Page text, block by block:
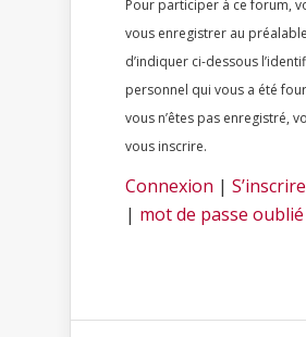
Pour participer à ce forum, vous devez
vous enregistrer au
d’indiquer ci-dessous
personnel qui vous a été fourni. Si
vous n’êtes pas enregistré,
vous inscrire.
Connexion | S’inscrire
| mot de passe oublié